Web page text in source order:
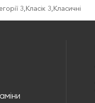
3,Класік 3,Класичні